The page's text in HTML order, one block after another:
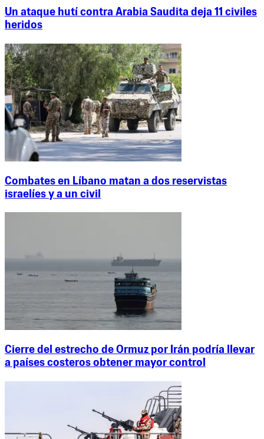
Un ataque hutí contra Arabia Saudita deja 11 civiles
heridos
Combates en Líbano matan a dos reservistas
israelíes y a un civil
Cierre del estrecho de Ormuz por Irán podría llevar
a países costeros obtener mayor control